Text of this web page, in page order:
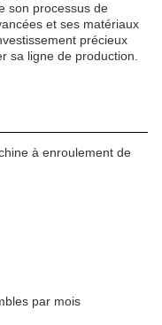
son processus de
et ses matériaux
précieux
sa ligne de production.
à enroulement de
par mois